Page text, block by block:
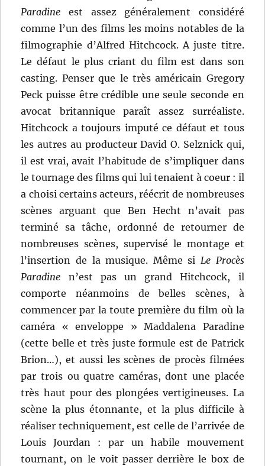
Paradine est assez généralement considéré
comme l’un des films les moins notables de la
filmographie d’Alfred Hitchcock. A juste titre.
Le défaut le plus criant du film est dans son
casting. Penser que le très américain Gregory
Peck puisse être crédible une seule seconde en
avocat britannique paraît assez surréaliste.
Hitchcock a toujours imputé ce défaut et tous
les autres au producteur David O. Selznick qui,
il est vrai, avait l’habitude de s’impliquer dans
le tournage des films qui lui tenaient à coeur : il
a choisi certains acteurs, réécrit de nombreuses
scènes arguant que Ben Hecht n’avait pas
terminé sa tâche, ordonné de retourner de
nombreuses scènes, supervisé le montage et
l’insertion de la musique. Même siLe Procès
Paradine n’est pas un grand Hitchcock, il
comporte néanmoins de belles scènes, à
commencer par la toute première du film où la
caméra « enveloppe » Maddalena Paradine
(cette belle et très juste formule est de Patrick
Brion…), et aussi les scènes de procès filmées
par trois ou quatre caméras, dont une placée
très haut pour des plongées vertigineuses. La
scène la plus étonnante, et la plus difficile à
réaliser techniquement, est celle de l’arrivée de
Louis Jourdan : par un habile mouvement
tournant, on le voit passer derrière le box de